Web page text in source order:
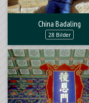
China Badaling
28 Bilder